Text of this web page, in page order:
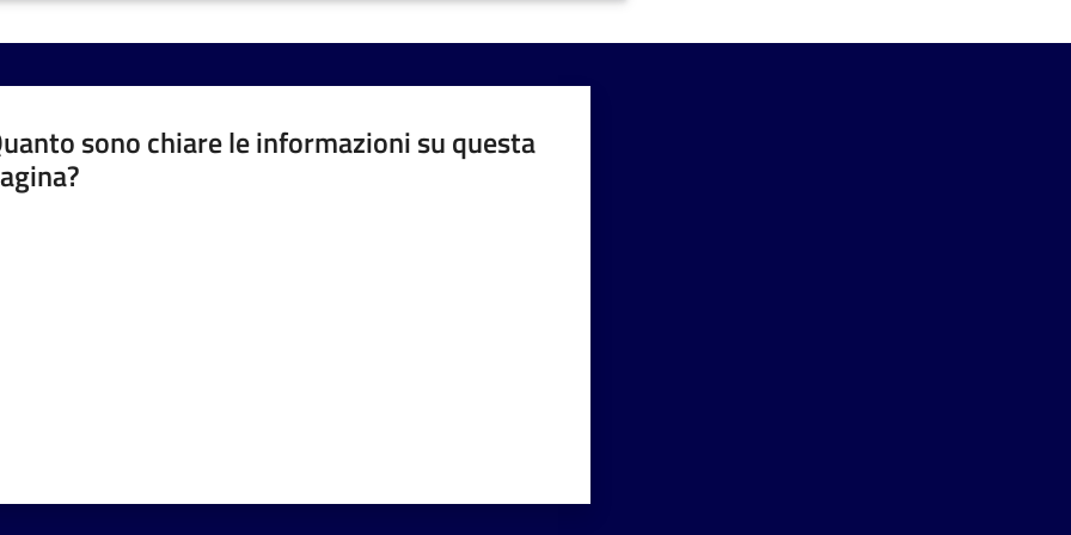
sono chiare le informazioni su questa